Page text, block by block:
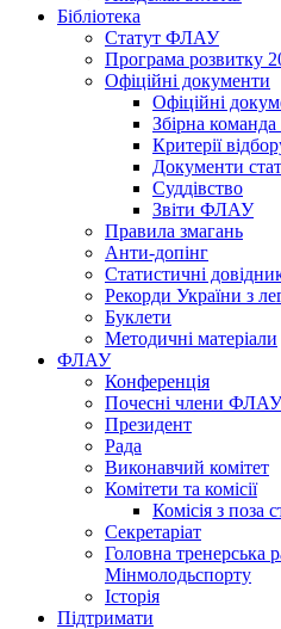
Бібліотека
Статут ФЛАУ
Програма розвитку
Офіційні документи
Офіційні
Збірна команда
Критерії
Документи
Суддівство
Звіти ФЛАУ
Правила змагань
Анти-допінг
Статистичні
Рекорди України з
Буклети
Методичні матеріали
ФЛАУ
Конференція
Почесні члени ФЛАУ
Президент
Рада
Виконавчий комітет
Комітети та комісії
Комісія з поза
Секретаріат
Головна тренерська
Мінмолодьспорту
Історія
Підтримати